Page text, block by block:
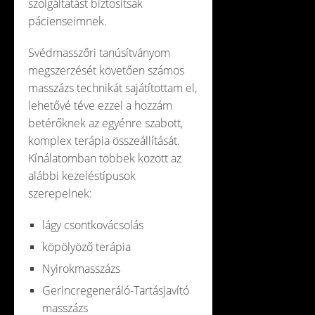
szolgáltatást biztosítsak
pácienseimnek.
Svédmasszőri tanúsítványom
megszerzését követően számos
masszázs technikát sajátítottam el,
lehetővé téve ezzel a hozzám
betérőknek az egyénre szabott,
komplex terápia összeállítását.
Kínálatomban többek között az
alábbi kezeléstípusok
szerepelnek:
lágy csontkovácsolás
köpölyöző terápia
Nyirokmasszázs
Gerincregeneráló-Tartásjavító
masszázs